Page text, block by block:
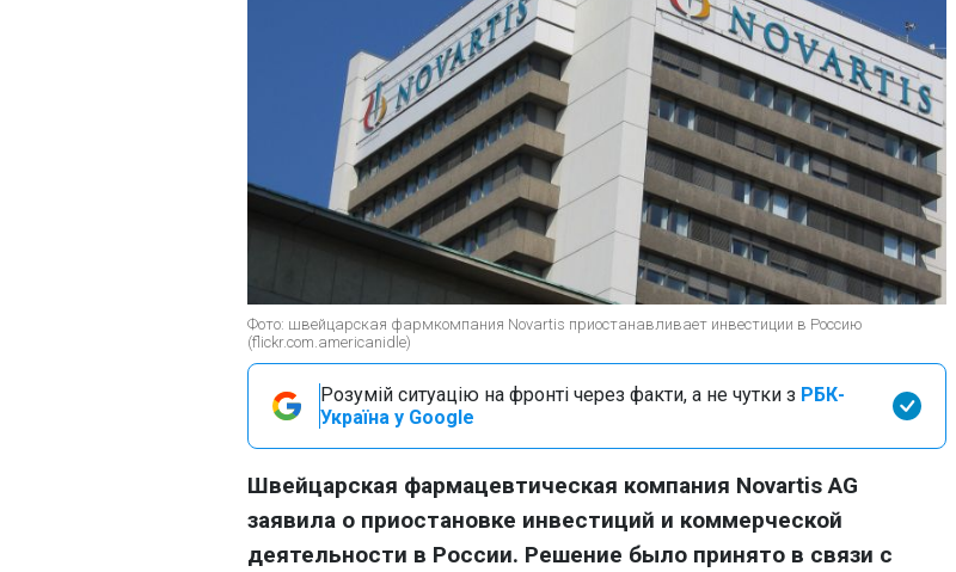
Фото: швейцарская фармкомпания Novartis приостанавливает инвестиции в Россию
(flickr.com.americanidle)
Розумій ситуацію на фронті через факти, а не чутки з РБК-
Україна у Google
Швейцарская фармацевтическая компания Novartis AG
заявила о приостановке инвестиций и коммерческой
деятельности в России. Решение было принято в связи с